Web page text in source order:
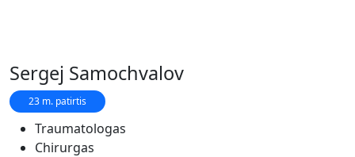
Sergej Samochvalov
23 m. patirtis
Traumatologas
Chirurgas